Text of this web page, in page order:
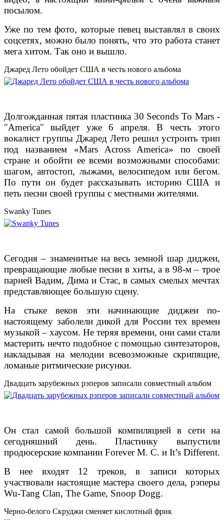
посылом.
Уже по тем фото, которые певец выставлял в своих
соцсетях, можно было понять, что это работа станет
мега хитом. Так оно и вышло.
Джаред Лето обойдет США в честь нового альбома
Долгожданная пятая пластинка 30 Seconds To Mars -
"America" выйдет уже 6 апреля. В честь этого
вокалист группы Джаред Лето решил устроить трип
под названием «Mars Across America» по своей
стране и обойти ее всеми возможными способами:
шагом, автостоп, лыжами, велосипедом или бегом.
По пути он будет рассказывать историю США и
петь песни своей группы с местными жителями.
Swanky Tunes
Сегодня – знаменитые на весь земной шар диджеи,
превращающие любые песни в хиты, а в 98-м – трое
парней Вадим, Дима и Стас, в самых смелых мечтах
представляющее большую сцену.
На стыке веков эти начинающие диджеи по-
настоящему заболели дикой для России тех времен
музыкой – хаусом. Не теряя времени, они сами стали
мастерить нечто подобное с помощью синтезаторов,
накладывая на мелодии всевозможные скрипящие,
ломаные ритмические рисунки.
Двадцать зарубежных рэперов записали совместный альбом
Он стал самой большой компиляцией в сети на
сегодняшний день. Пластинку выпустили
продюсерские компании Forever M. C. и It’s Different.
В нее входят 12 треков, в записи которых
участвовали настоящие мастера своего дела, рэперы
Wu-Tang Clan, The Game, Snoop Dogg.
Черно-белого Скруджи сменяет кислотный фрик